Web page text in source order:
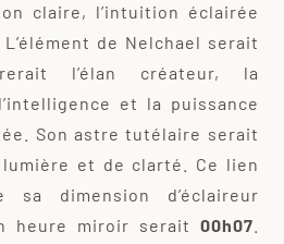
claire, l’intuition éclairée
. L’élément de Nelchael serait
l’élan créateur, la
et la puissance
Son astre tutélaire serait
et de clarté. Ce lien
sa dimension d’éclaireur
heure miroir serait 00h07